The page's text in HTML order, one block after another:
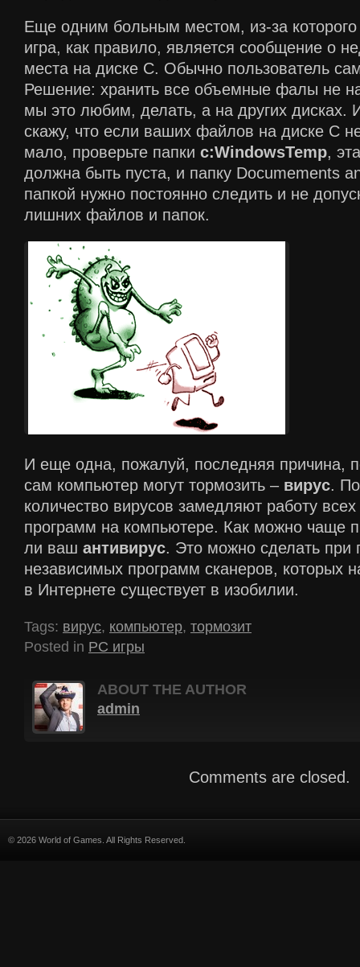
Еще одним больным местом, из-за которого
игра, как правило, является сообщение о
места на диске C. Обычно пользователь
Решение: хранить все объемные фалы не
мы это любим, делать, а на других дисках.
скажу, что если ваших файлов на диске C
мало, проверьте папки c:WindowsTemp,
должна быть пуста, и папку Documements
папкой нужно постоянно следить и не
лишних файлов и папок.
И еще одна, пожалуй, последняя причина,
сам компьютер могут тормозить – вирус.
количество вирусов замедляют работу
программ на компьютере. Как можно чаще
ли ваш антивирус. Это можно сделать при
независимых программ сканеров, которых
в Интернете существует в изобилии.
Tags: вирус, компьютер, тормозит
Posted in PC игры
ABOUT THE AUTHOR
admin
Comments are closed.
© 2026 World of Games. All Rights Reserved.